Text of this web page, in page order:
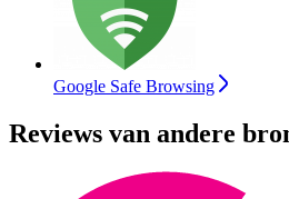
Google Safe Browsing
Reviews van andere